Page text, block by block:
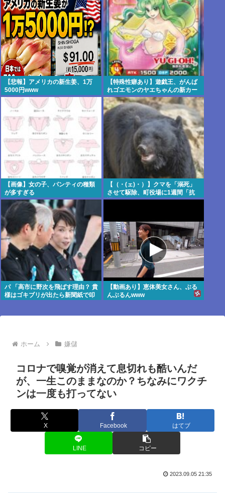
【悲報】アメリカの新生姜、1万
5000円www
【特殊性癖あり】遊戯王、がんば
れゴエモンのヤエちゃんの新カー
ド公開www
【画像】女の子、パンティの種類
が多すぎる
【（・(ェ)・）】クマを「溺死」
させて駆除、町役場に1週間「抗
議」殺到…なぜ銃を使えなかっ
パ 「高市に野次を飛ばす理由？ 貴
様はゴキブリが出たら新聞紙で叩
【動画あり】恵体美女さん、ぶる
んぶるんwww
ホーム 嫌儲
コロナで嗅覚が消えて息切れも酷いんだ
が、一生このままなのか？ちなみにワクチ
ンは一度も打ってない
X Facebook はてブ
LINE コピー
2023.09.05 21:35